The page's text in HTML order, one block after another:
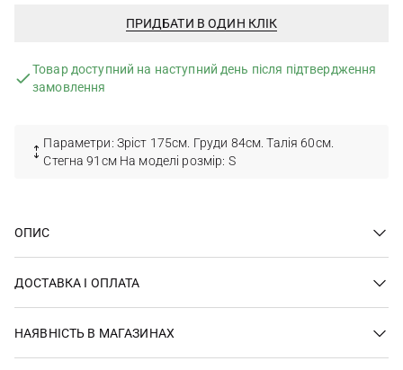
ПРИДБАТИ В ОДИН КЛІК
Товар доступний на наступний день після підтвердження
замовлення
Параметри: Зріст 175см. Груди 84см. Талія 60см.
Стегна 91см На моделі розмір: S
ОПИС
ДОСТАВКА І ОПЛАТА
НАЯВНІСТЬ В МАГАЗИНАХ